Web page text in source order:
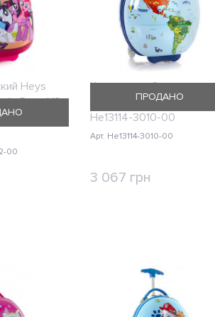
Heys
Pony XS
He16281-
00
Чемодан на 2 колесах
Heys JOURNEY/World Map
He13114-3010-00
Арт. He13114-3010-00
ПРОДАНО
3 067 грн